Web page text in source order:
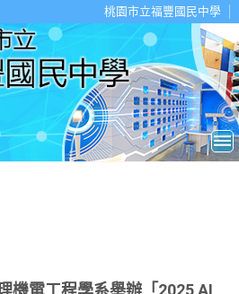
桃園市立福豐國民中學
機電工程學系舉辦「2025 AI